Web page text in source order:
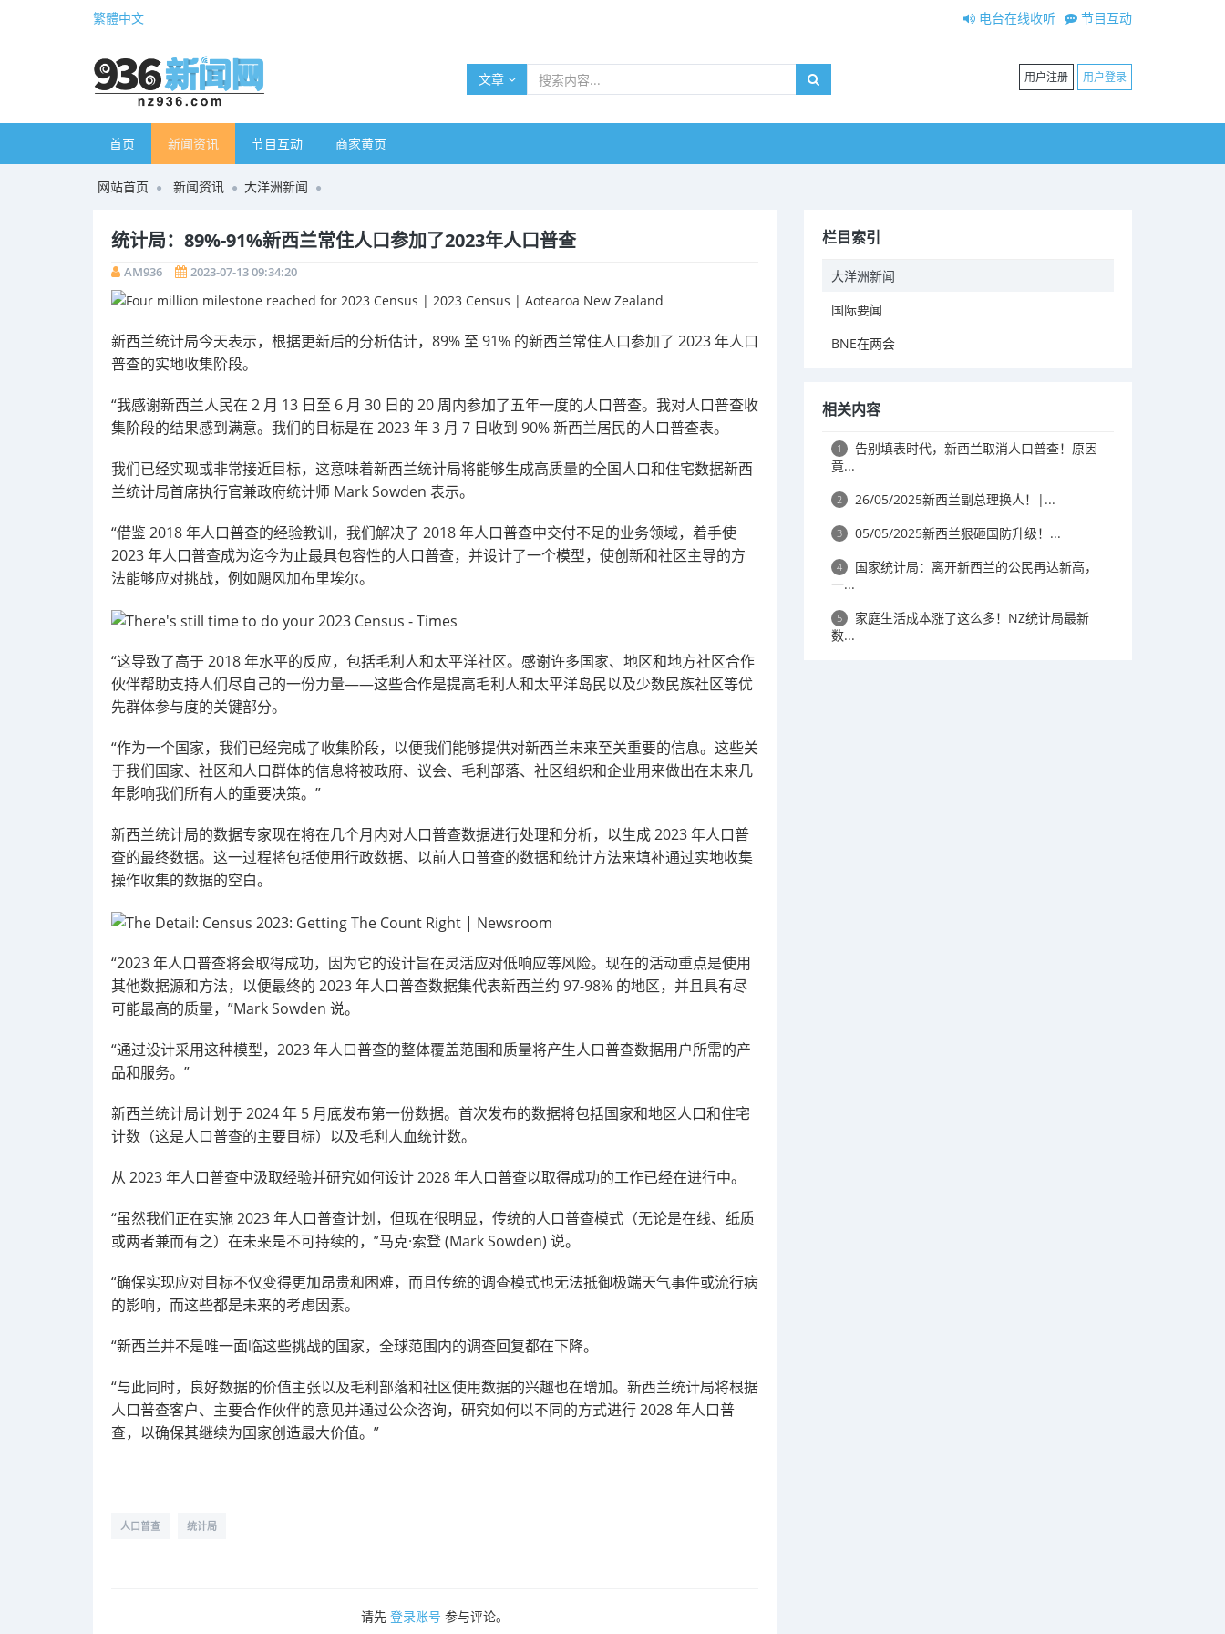
繁體中文 节目互动
电台在线收听
文章 用户注册 用户登录
首页 新闻资讯 节目互动 商家黄页
网站首页 新闻资讯 大洋洲新闻
统计局：89%-91%新西兰常住人口参加了2023年人口普查
AM936 2023-07-13 09:34:20
新西兰统计局今天表示，根据更新后的分析估计，89% 至 91% 的新西兰常住人口参加了 2023 年人口
普查的实地收集阶段。
“我感谢新西兰人民在 2 月 13 日至 6 月 30 日的 20 周内参加了五年一度的人口普查。我对人口普查收
集阶段的结果感到满意。我们的目标是在 2023 年 3 月 7 日收到 90% 新西兰居民的人口普查表。
我们已经实现或非常接近目标，这意味着新西兰统计局将能够生成高质量的全国人口和住宅数据新西
兰统计局首席执行官兼政府统计师 Mark Sowden 表示。
“借鉴 2018 年人口普查的经验教训，我们解决了 2018 年人口普查中交付不足的业务领域，着手使
2023 年人口普查成为迄今为止最具包容性的人口普查，并设计了一个模型，使创新和社区主导的方
法能够应对挑战，例如飓风加布里埃尔。
“这导致了高于 2018 年水平的反应，包括毛利人和太平洋社区。感谢许多国家、地区和地方社区合作
伙伴帮助支持人们尽自己的一份力量——这些合作是提高毛利人和太平洋岛民以及少数民族社区等优
先群体参与度的关键部分。
“作为一个国家，我们已经完成了收集阶段，以便我们能够提供对新西兰未来至关重要的信息。这些关
于我们国家、社区和人口群体的信息将被政府、议会、毛利部落、社区组织和企业用来做出在未来几
年影响我们所有人的重要决策。”
新西兰统计局的数据专家现在将在几个月内对人口普查数据进行处理和分析，以生成 2023 年人口普
查的最终数据。这一过程将包括使用行政数据、以前人口普查的数据和统计方法来填补通过实地收集
操作收集的数据的空白。
“2023 年人口普查将会取得成功，因为它的设计旨在灵活应对低响应等风险。现在的活动重点是使用
其他数据源和方法，以便最终的 2023 年人口普查数据集代表新西兰约 97-98% 的地区，并且具有尽
可能最高的质量，”Mark Sowden 说。
“通过设计采用这种模型，2023 年人口普查的整体覆盖范围和质量将产生人口普查数据用户所需的产
品和服务。”
新西兰统计局计划于 2024 年 5 月底发布第一份数据。首次发布的数据将包括国家和地区人口和住宅
计数（这是人口普查的主要目标）以及毛利人血统计数。
从 2023 年人口普查中汲取经验并研究如何设计 2028 年人口普查以取得成功的工作已经在进行中。
“虽然我们正在实施 2023 年人口普查计划，但现在很明显，传统的人口普查模式（无论是在线、纸质
或两者兼而有之）在未来是不可持续的，”马克·索登 (Mark Sowden) 说。
“确保实现应对目标不仅变得更加昂贵和困难，而且传统的调查模式也无法抵御极端天气事件或流行病
的影响，而这些都是未来的考虑因素。
“新西兰并不是唯一面临这些挑战的国家，全球范围内的调查回复都在下降。
“与此同时，良好数据的价值主张以及毛利部落和社区使用数据的兴趣也在增加。新西兰统计局将根据
人口普查客户、主要合作伙伴的意见并通过公众咨询，研究如何以不同的方式进行 2028 年人口普
查，以确保其继续为国家创造最大价值。”
人口普查 统计局
请先 登录账号 参与评论。
栏目索引
大洋洲新闻
国际要闻
BNE在两会
相关内容
1
告别填表时代，新西兰取消人口普查！原因
竟...
2 26/05/2025新西兰副总理换人！|...
3 05/05/2025新西兰狠砸国防升级！...
4
国家统计局：离开新西兰的公民再达新高，
一...
5
家庭生活成本涨了这么多！NZ统计局最新
数...